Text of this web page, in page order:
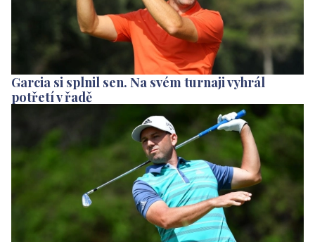
Garcia si splnil sen. Na svém turnaji vyhrál
potřetí v řadě